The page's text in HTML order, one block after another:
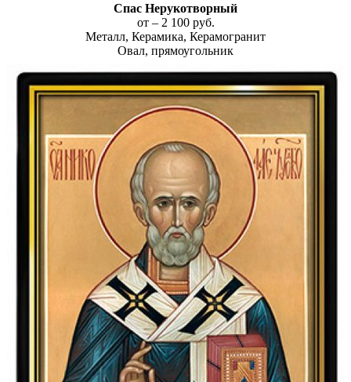
Спас Нерукотворный
от – 2 100 руб.
Металл, Керамика, Керамогранит
Овал, прямоугольник